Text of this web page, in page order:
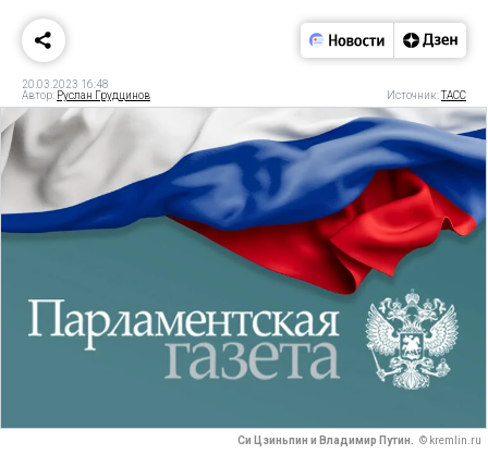
20.03.2023 16:48
Автор: Руслан Грудцинов Источник:ТАСС
Си Цзиньпин и Владимир Путин. © kremlin.ru